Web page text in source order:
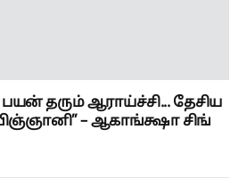
பயன் தரும் ஆராய்ச்சி... தேசிய
– ஆகாங்க்ஷா சிங்